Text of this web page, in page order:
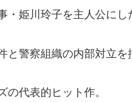
・姫川玲子を主人公にし
と警察組織の内部対立を
の代表的ヒット作。